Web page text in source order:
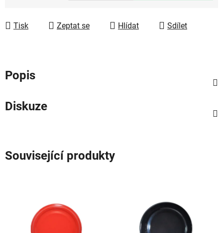
Tisk Zeptat se Hlídat Sdílet
Popis
Diskuze
Související produkty